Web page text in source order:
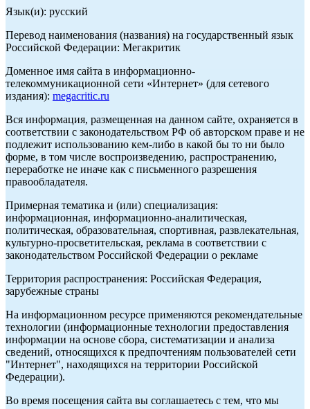
Язык(и): русский
Перевод наименования (названия) на государственный язык
Российской Федерации: Мегакритик
Доменное имя сайта в информационно-
телекоммуникационной сети «Интернет» (для сетевого
издания): megacritic.ru
Вся информация, размещенная на данном сайте, охраняется в
соответствии с законодательством РФ об авторском праве и не
подлежит использованию кем-либо в какой бы то ни было
форме, в том числе воспроизведению, распространению,
переработке не иначе как с письменного разрешения
правообладателя.
Примерная тематика и (или) специализация:
информационная, информационно-аналитическая,
политическая, образовательная, спортивная, развлекательная,
культурно-просветительская, реклама в соответствии с
законодательством Российской Федерации о рекламе
Территория распространения: Российская Федерация,
зарубежные страны
На информационном ресурсе применяются рекомендательные
технологии (информационные технологии предоставления
информации на основе сбора, систематизации и анализа
сведений, относящихся к предпочтениям пользователей сети
"Интернет", находящихся на территории Российской
Федерации).
Во время посещения сайта вы соглашаетесь с тем, что мы